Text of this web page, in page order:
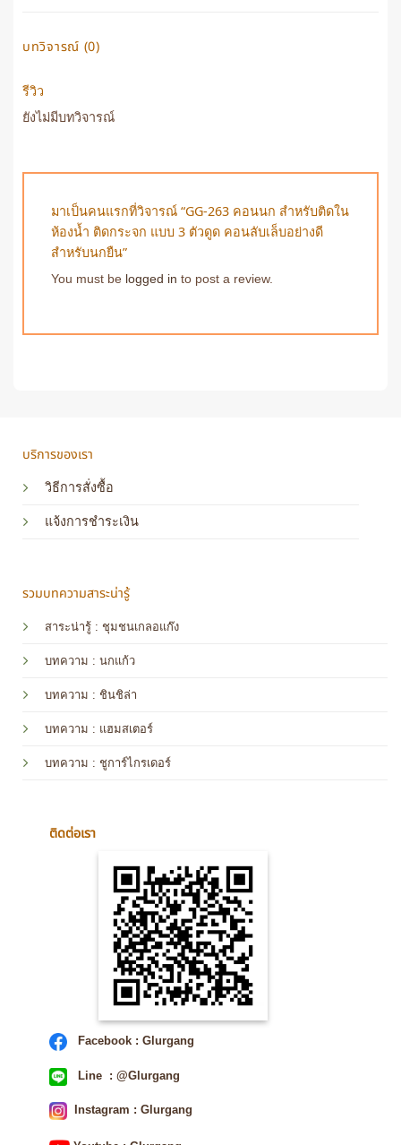
บทวิจารณ์ (0)
รีวิว
ยังไม่มีบทวิจารณ์
มาเป็นคนแรกที่วิจารณ์ “GG-263 คอนนก สำหรับติดใน
ห้องน้ำ ติดกระจก แบบ 3 ตัวดูด คอนลับเล็บอย่างดี
สำหรับนกยืน”
You must be logged in to post a review.
บริการของเรา
วิธีการสั่งซื้อ
แจ้งการชำระเงิน
รวมบทความสาระน่ารู้
สาระน่ารู้ : ชุมชนเกลอแก๊ง
บทความ : นกแก้ว
บทความ : ชินชิล่า
บทความ : แฮมสเตอร์
บทความ : ชูการ์ไกรเดอร์
ติดต่อเรา
Facebook : Glurgang
Line : @Glurgang
Instagram : Glurgang